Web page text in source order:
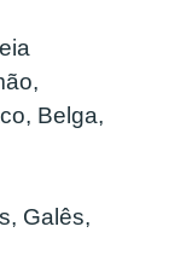
Belga,
Galês,